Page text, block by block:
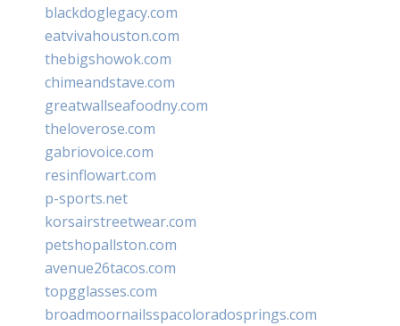
blackdoglegacy.com
eatvivahouston.com
thebigshowok.com
chimeandstave.com
greatwallseafoodny.com
theloverose.com
gabriovoice.com
resinflowart.com
p-sports.net
korsairstreetwear.com
petshopallston.com
avenue26tacos.com
topgglasses.com
broadmoornailsspacoloradosprings.com